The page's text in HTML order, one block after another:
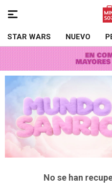
STAR WARS NUEVO

No se han